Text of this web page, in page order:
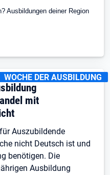
Ausbildungen deiner Region
:
WOCHE DER AUSBILDUNG
mit
Auszubildende
nicht Deutsch ist und
benötigen. Die
Ausbildung